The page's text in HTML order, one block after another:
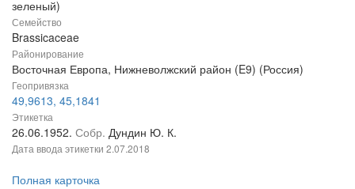
зеленый)
Семейство
Brassicaceae
Районирование
Восточная Европа, Нижневолжский район (E9) (Россия)
Геопривязка
49,9613, 45,1841
Этикетка
26.06.1952. Собр. Дундин Ю. К.
Дата ввода этикетки 2.07.2018
Полная карточка